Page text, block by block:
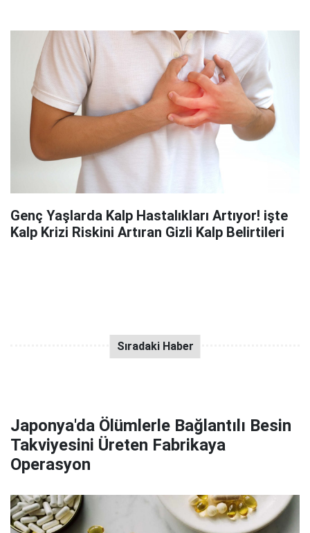
Genç Yaşlarda Kalp Hastalıkları Artıyor! işte
Kalp Krizi Riskini Artıran Gizli Kalp Belirtileri
Japonya'da Ölümlerle Bağlantılı Besin
Takviyesini Üreten Fabrikaya
Operasyon